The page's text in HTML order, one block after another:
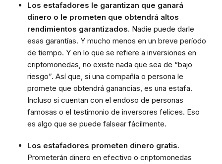
Los estafadores le garantizan que ganará
dinero o le prometen que obtendrá altos
rendimientos garantizados. Nadie puede darle
esas garantías. Y mucho menos en un breve período
de tiempo. Y en lo que se refiere a inversiones en
criptomonedas, no existe nada que sea de “bajo
riesgo”. Así que, si una compañía o persona le
promete que obtendrá ganancias, es una estafa.
Incluso si cuentan con el endoso de personas
famosas o el testimonio de inversores felices. Eso
es algo que se puede falsear fácilmente.
Los estafadores prometen dinero gratis.
Prometerán dinero en efectivo o criptomonedas